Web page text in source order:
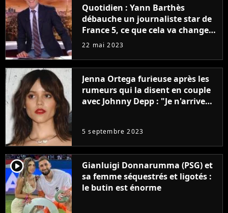
Quotidien : Yann Barthès
débauche un journaliste star de
France 5, ce que cela va changer
à la rentrée
22 mai 2023
Jenna Ortega furieuse après les
rumeurs qui la disent en couple
avec Johnny Depp : "Je n'arrive
5 septembre 2023
player2
Gianluigi Donnarumma (PSG) et
sa femme séquestrés et ligotés :
le butin est énorme